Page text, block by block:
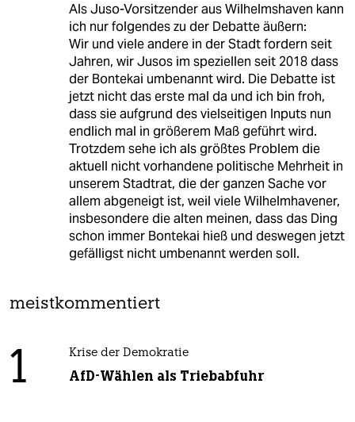
Als Juso-Vorsitzender aus Wilhelmshaven kann
ich nur folgendes zu der Debatte äußern:
Wir und viele andere in der Stadt fordern seit
Jahren, wir Jusos im speziellen seit 2018 dass
der Bontekai umbenannt wird. Die Debatte ist
jetzt nicht das erste mal da und ich bin froh,
dass sie aufgrund des vielseitigen Inputs nun
endlich mal in größerem Maß geführt wird.
Trotzdem sehe ich als größtes Problem die
aktuell nicht vorhandene politische Mehrheit in
unserem Stadtrat, die der ganzen Sache vor
allem abgeneigt ist, weil viele Wilhelmhavener,
insbesondere die alten meinen, dass das Ding
schon immer Bontekai hieß und deswegen jetzt
gefälligst nicht umbenannt werden soll.
meistkommentiert
1 Krise der Demokratie
AfD-Wählen als Triebabfuhr